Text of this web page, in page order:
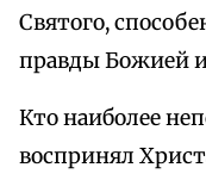
Святого,
правды Божией
Кто наиболее
воспринял